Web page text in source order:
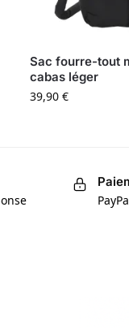
Sac fourre-tout
cabas léger
39,90€